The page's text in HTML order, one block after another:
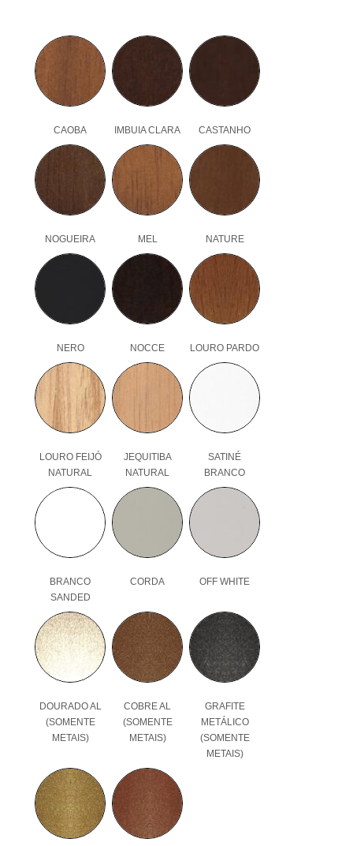
CAOBA IMBUIA CLARA CASTANHO
NOGUEIRA MEL NATURE
NERO NOCCE LOURO PARDO
LOURO FEIJÓ
NATURAL
JEQUITIBA
NATURAL
SATINÉ
BRANCO
BRANCO
SANDED
CORDA OFF WHITE
DOURADO AL
(SOMENTE
METAIS)
COBRE AL
(SOMENTE
METAIS)
GRAFITE
METÁLICO
(SOMENTE
METAIS)